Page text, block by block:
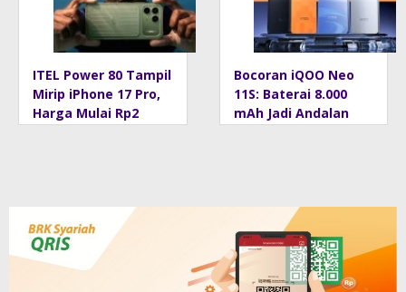
ITEL Power 80 Tampil
Mirip iPhone 17 Pro,
Harga Mulai Rp2
Bocoran iQOO Neo
11S: Baterai 8.000
mAh Jadi Andalan